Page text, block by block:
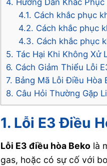
4.1. Cách khắc phục
4.2. Cách khắc phục
4.3. Cách khắc phục
5. Tác Hại Khi Không Xử
6. Cách Giảm Thiểu Lỗi
7. Bảng Mã Lỗi Điều Hòa
8. Câu Hỏi Thường Gặp
1. Lỗi E3 Điều
Lỗi E3 điều hòa Beko là
gas, hoặc có sự cố với